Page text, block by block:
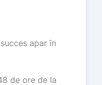
apar în
de ore de la